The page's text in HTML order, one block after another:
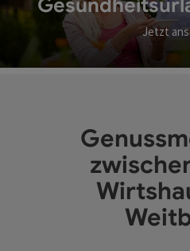
Jetzt